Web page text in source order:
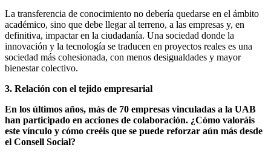
La transferencia de conocimiento no debería quedarse en el ámbito
académico, sino que debe llegar al terreno, a las empresas y, en
definitiva, impactar en la ciudadanía. Una sociedad donde la
innovación y la tecnología se traducen en proyectos reales es una
sociedad más cohesionada, con menos desigualdades y mayor
bienestar colectivo.
3. Relación con el tejido empresarial
En los últimos años, más de 70 empresas vinculadas a la UAB
han participado en acciones de colaboración. ¿Cómo valoráis
este vínculo y cómo creéis que se puede reforzar aún más desde
el Consell Social?